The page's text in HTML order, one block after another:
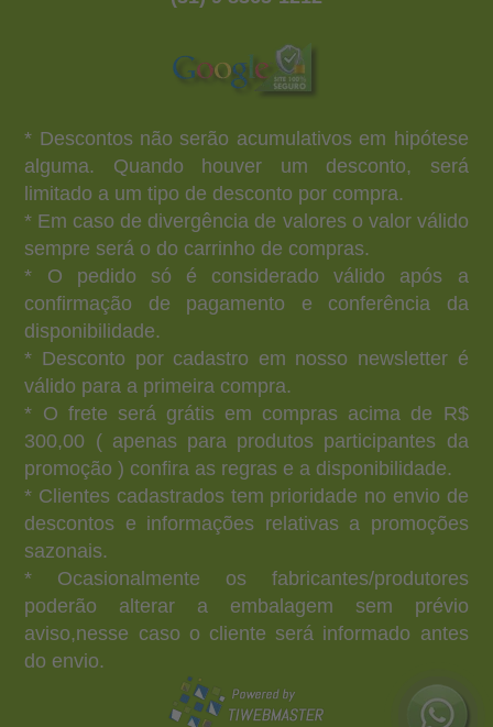
* Descontos não serão acumulativos em hipótese
alguma. Quando houver um desconto, será
limitado a um tipo de desconto por compra.
* Em caso de divergência de valores o valor válido
sempre será o do carrinho de compras.
* O pedido só é considerado válido após a
confirmação de pagamento e conferência da
disponibilidade.
* Desconto por cadastro em nosso newsletter é
válido para a primeira compra.
* O frete será grátis em compras acima de R$
300,00 ( apenas para produtos participantes da
promoção ) confira as regras e a disponibilidade.
* Clientes cadastrados tem prioridade no envio de
descontos e informações relativas a promoções
sazonais.
* Ocasionalmente os fabricantes/produtores
poderão alterar a embalagem sem prévio
aviso,nesse caso o cliente será informado antes
do envio.